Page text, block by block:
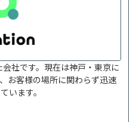
社です。現在は神戸・東京に
お客様の場所に関わらず迅速
います。